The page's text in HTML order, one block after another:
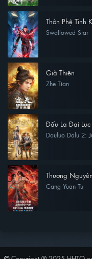
Thôn Phệ Tinh
Swallowed Star
Già Thiên
Zhe Tian
Đấu La Đại
Douluo Dalu 2:
Thương
Cang Yuan Tu